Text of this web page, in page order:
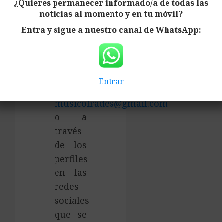
nosotros
por
correo
electrónico en
musicofrades@gmail.com
o a
través
de los
perfiles
en las
redes
sociales
que se
¿Quieres permanecer informado/a de todas las
noticias al momento y en tu móvil?
Entra y sigue a nuestro canal de WhatsApp:
Entrar